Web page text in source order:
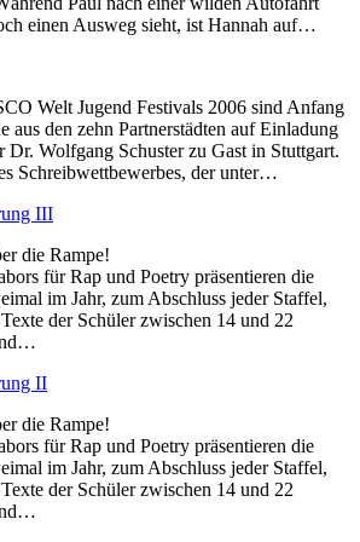
einen Ausweg sieht, ist Hannah auf…
Welt Jugend Festivals 2006 sind Anfang
aus den zehn Partnerstädten auf Einladung
Dr. Wolfgang Schuster zu Gast in Stuttgart.
Schreibwettbewerbes, der unter…
III
die Rampe!
für Rap und Poetry präsentieren die
im Jahr, zum Abschluss jeder Staffel,
der Schüler zwischen 14 und 22
II
die Rampe!
für Rap und Poetry präsentieren die
im Jahr, zum Abschluss jeder Staffel,
der Schüler zwischen 14 und 22